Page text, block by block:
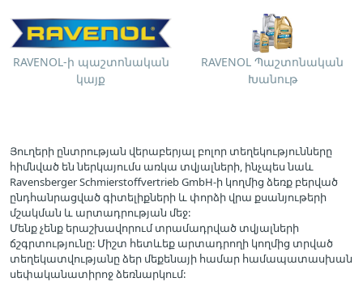
RAVENOL-ի պաշտոնական
կայք
RAVENOL Պաշտոնական
Խանութ
Յուղերի ընտրության վերաբերյալ բոլոր տեղեկությունները
հիմնված են ներկայումս առկա տվյալների, ինչպես նաև
Ravensberger Schmierstoffvertrieb GmbH-ի կողմից ձեռք բերված
ընդհանրացված գիտելիքների և փորձի վրա քսանյութերի
մշակման և արտադրության մեջ:
Մենք չենք երաշխավորում տրամադրված տվյալների
ճշգրտությունը: Միշտ հետևեք արտադրողի կողմից տրված
տեղեկատվությանը ձեր մեքենայի համար համապատասխան
սեփականատիրոջ ձեռնարկում: